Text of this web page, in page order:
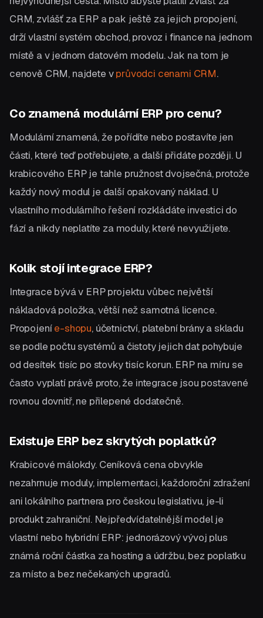
CRM, zvlášť za ERP a pak ještě za jejich propojení,
drží vlastní systém obchod, provoz i finance na jednom
místě a v jednom datovém modelu. Jak na tom je
cenově CRM, najdete vprůvodci cenami CRM.
Co znamená modulární ERP pro cenu?
Modulární znamená, že pořídíte nebo postavíte jen
části, které teď potřebujete, a další přidáte později. U
krabicového ERP je tahle pružnost dvojsečná, protože
každý nový modul je další opakovaný náklad. U
vlastního modulárního řešení rozkládáte investici do
fází a nikdy neplatíte za moduly, které nevyužijete.
Kolik stojí integrace ERP?
Integrace bývá v ERP projektu vůbec největší
nákladová položka, větší než samotná licence.
Propojeníe-shopu, účetnictví, platební brány a skladu
se podle počtu systémů a čistoty jejich dat pohybuje
od desítek tisíc po stovky tisíc korun. ERP na míru se
často vyplatí právě proto, že integrace jsou postavené
rovnou dovnitř, ne přilepené dodatečně.
Existuje ERP bez skrytých poplatků?
Krabicové málokdy. Ceníková cena obvykle
nezahrnuje moduly, implementaci, každoroční zdražení
ani lokálního partnera pro českou legislativu, je-li
produkt zahraniční. Nejpředvídatelnější model je
vlastní nebo hybridní ERP: jednorázový vývoj plus
známá roční částka za hosting a údržbu, bez poplatku
za místo a bez nečekaných upgradů.